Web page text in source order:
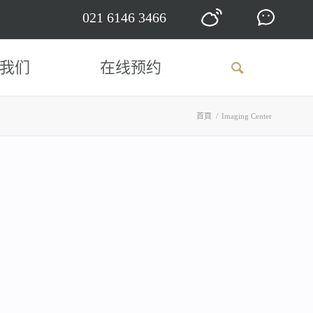
021 6146 3466
们 在线预约
首頁 / Imaging Center